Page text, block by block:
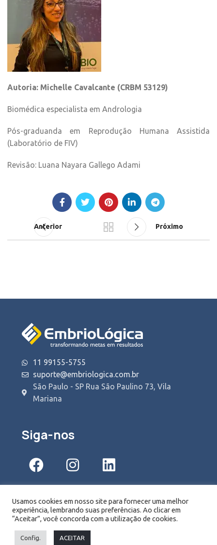
Autoria: Michelle Cavalcante (CRBM 53129)
Biomédica especialista em Andrologia
Pós-graduanda em Reprodução Humana Assistida
(Laboratório de FIV)
Revisão: Luana Nayara Gallego Adami
Anterior Próximo
11 99155-5755
suporte@embriologica.com.br
São Paulo - SP Rua São Paulino 73, Vila
Mariana
Siga-nos
2024 Embriológica- Todos os direitos reservados |
Usamos cookies em nosso site para fornecer uma melhor
experiência, lembrando suas preferências. Ao clicar em
“Aceitar”, você concorda com a utilização de cookies.
Config. ACEITAR